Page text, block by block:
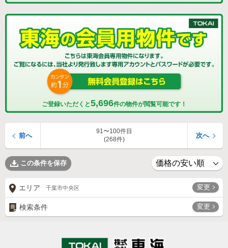
ご登録いただくと5,696件の物件が閲覧可能です！
91〜100件目
(268件)
前へ 次へ
この条件を保存
エリア 千葉市中央区 変更
検索条件 変更